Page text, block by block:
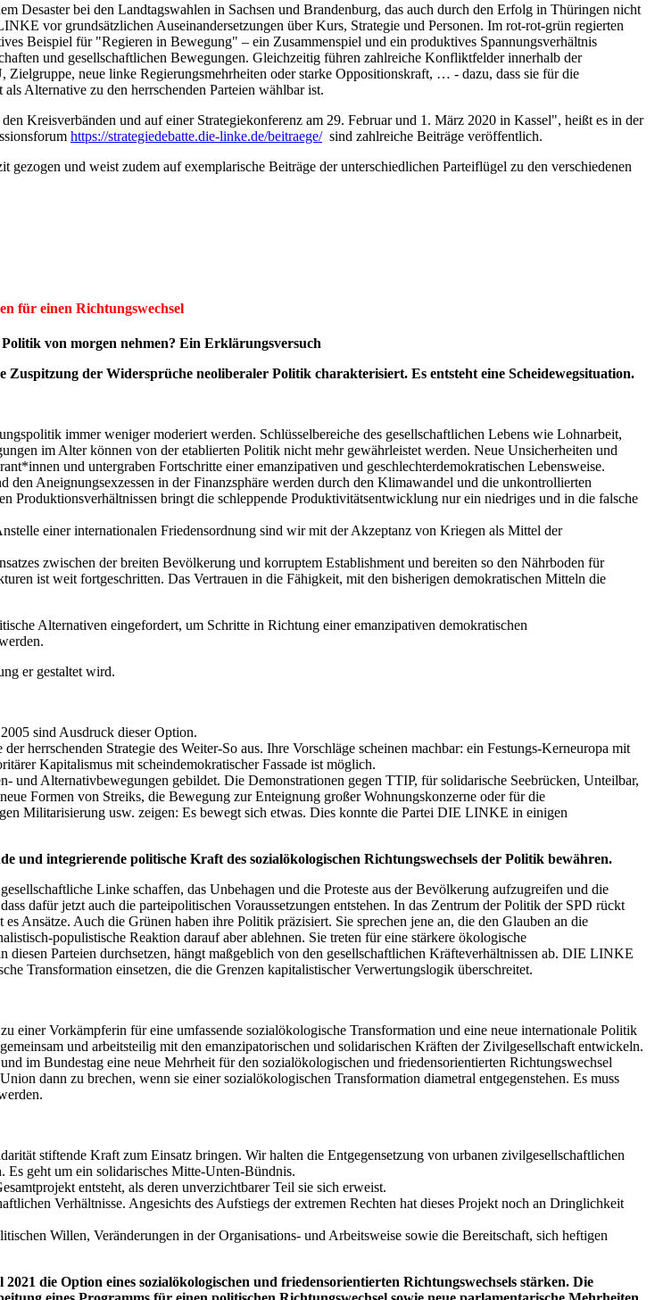
Desaster bei den Landtagswahlen in Sachsen und Brandenburg, das auch durch den Erfolg in Thüringen nicht
vor grundsätzlichen Auseinandersetzungen über Kurs, Strategie und Personen. Im rot-rot-grün regierten
Beispiel für "Regieren in Bewegung" – ein Zusammenspiel und ein produktives Spannungsverhältnis
und gesellschaftlichen Bewegungen. Gleichzeitig führen zahlreiche Konfliktfelder innerhalb der
neue linke Regierungsmehrheiten oder starke Oppositionskraft, … - dazu, dass sie für die
Alternative zu den herrschenden Parteien wählbar ist.
Kreisverbänden und auf einer Strategiekonferenz am 29. Februar und 1. März 2020 in Kassel", heißt es in der
https://strategiedebatte.die-linke.de/beitraege/sind zahlreiche Beiträge veröffentlich.
und weist zudem auf exemplarische Beiträge der unterschiedlichen Parteiflügel zu den verschiedenen
für einen Richtungswechsel
von morgen nehmen? Ein Erklärungsversuch
der Widersprüche neoliberaler Politik charakterisiert. Es entsteht eine Scheidewegsituation.
immer weniger moderiert werden. Schlüsselbereiche des gesellschaftlichen Lebens wie Lohnarbeit,
im Alter können von der etablierten Politik nicht mehr gewährleistet werden. Neue Unsicherheiten und
und untergraben Fortschritte einer emanzipativen und geschlechterdemokratischen Lebensweise.
Aneignungsexzessen in der Finanzsphäre werden durch den Klimawandel und die unkontrollierten
Produktionsverhältnissen bringt die schleppende Produktivitätsentwicklung nur ein niedriges und in die falsche
einer internationalen Friedensordnung sind wir mit der Akzeptanz von Kriegen als Mittel der
zwischen der breiten Bevölkerung und korruptem Establishment und bereiten so den Nährboden für
ist weit fortgeschritten. Das Vertrauen in die Fähigkeit, mit den bisherigen demokratischen Mitteln die
Alternativen eingefordert, um Schritte in Richtung einer emanzipativen demokratischen
er gestaltet wird.
sind Ausdruck dieser Option.
herrschenden Strategie des Weiter-So aus. Ihre Vorschläge scheinen machbar: ein Festungs-Kerneuropa mit
Kapitalismus mit scheindemokratischer Fassade ist möglich.
und Alternativbewegungen gebildet. Die Demonstrationen gegen TTIP, für solidarische Seebrücken, Unteilbar,
Formen von Streiks, die Bewegung zur Enteignung großer Wohnungskonzerne oder für die
Militarisierung usw. zeigen: Es bewegt sich etwas. Dies konnte die Partei DIE LINKE in einigen
und integrierende politische Kraft des sozialökologischen Richtungswechsels der Politik bewähren.
Linke schaffen, das Unbehagen und die Proteste aus der Bevölkerung aufzugreifen und die
dafür jetzt auch die parteipolitischen Voraussetzungen entstehen. In das Zentrum der Politik der SPD rückt
Ansätze. Auch die Grünen haben ihre Politik präzisiert. Sie sprechen jene an, die den Glauben an die
populistische Reaktion darauf aber ablehnen. Sie treten für eine stärkere ökologische
Parteien durchsetzen, hängt maßgeblich von den gesellschaftlichen Kräfteverhältnissen ab. DIE LINKE
Transformation einsetzen, die die Grenzen kapitalistischer Verwertungslogik überschreitet.
Vorkämpferin für eine umfassende sozialökologische Transformation und eine neue internationale Politik
und arbeitsteilig mit den emanzipatorischen und solidarischen Kräften der Zivilgesellschaft entwickeln.
im Bundestag eine neue Mehrheit für den sozialökologischen und friedensorientierten Richtungswechsel
dann zu brechen, wenn sie einer sozialökologischen Transformation diametral entgegenstehen. Es muss
stiftende Kraft zum Einsatz bringen. Wir halten die Entgegensetzung von urbanen zivilgesellschaftlichen
geht um ein solidarisches Mitte-Unten-Bündnis.
entsteht, als deren unverzichtbarer Teil sie sich erweist.
Verhältnisse. Angesichts des Aufstiegs der extremen Rechten hat dieses Projekt noch an Dringlichkeit
Willen, Veränderungen in der Organisations- und Arbeitsweise sowie die Bereitschaft, sich heftigen
die Option eines sozialökologischen und friedensorientierten Richtungswechsels stärken. Die